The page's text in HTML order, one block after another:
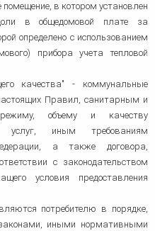
в котором установлен
доли в общедомовой плате за
определено с использованием
прибора учета тепловой
качества" - коммунальные
Правил, санитарным и
объему и качеству
услуг, иным требованиям
а также договора,
с законодательством
условия предоставления
потребителю в порядке,
иными нормативными